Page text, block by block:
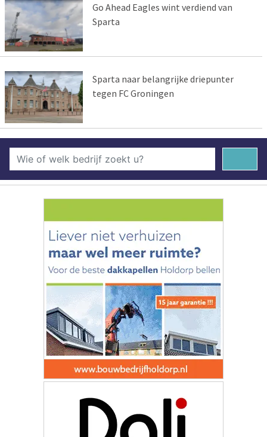
Go Ahead Eagles wint verdiend van
Sparta
Sparta naar belangrijke driepunter
tegen FC Groningen